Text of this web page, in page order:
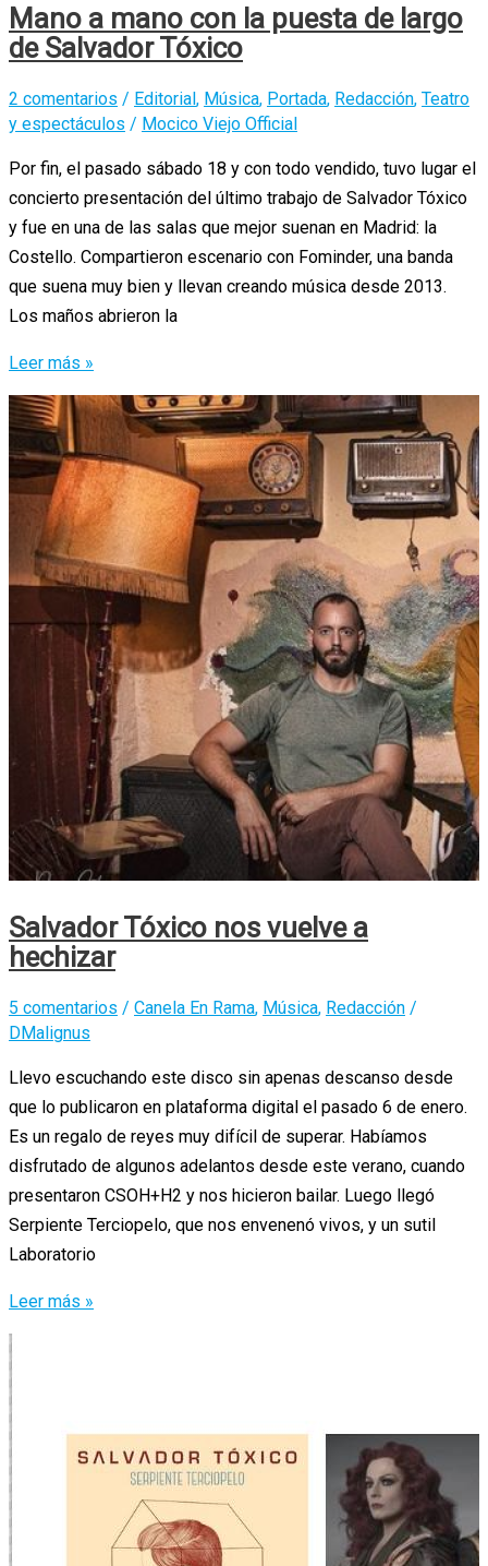
Mano a mano con la puesta de largo
de Salvador Tóxico
2 comentarios / Editorial, Música, Portada, Redacción, Teatro
y espectáculos / Mocico Viejo Official
Por fin, el pasado sábado 18 y con todo vendido, tuvo lugar el
concierto presentación del último trabajo de Salvador Tóxico
y fue en una de las salas que mejor suenan en Madrid: la
Costello. Compartieron escenario con Fominder, una banda
que suena muy bien y llevan creando música desde 2013.
Los maños abrieron la
Mano
a
mano
con
la
puesta
largo
Salvador
Leer más »
Salvador Tóxico nos vuelve a
hechizar
5 comentarios / Canela En Rama, Música, Redacción /
DMalignus
Llevo escuchando este disco sin apenas descanso desde
que lo publicaron en plataforma digital el pasado 6 de enero.
Es un regalo de reyes muy difícil de superar. Habíamos
disfrutado de algunos adelantos desde este verano, cuando
presentaron CSOH+H2 y nos hicieron bailar. Luego llegó
Serpiente Terciopelo, que nos envenenó vivos, y un sutil
Laboratorio
Salvador
Tóxico
vuelve
a
Leer más »